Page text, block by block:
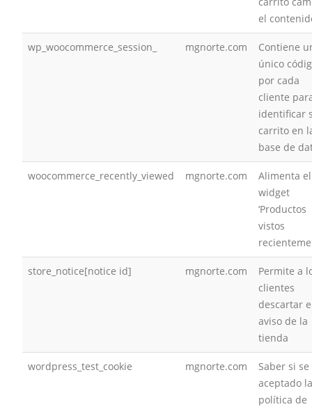
el
wp_woocommerce_session_ mgnorte.com
Contiene
único
por cada
cliente
identificar
carrito en
base de
woocommerce_recently_viewed mgnorte.com
Alimenta el
widget
‘Productos
vistos
store_notice[notice id] mgnorte.com
Permite a
clientes
descartar
aviso de la
tienda
wordpress_test_cookie mgnorte.com
Saber si
aceptado la
política de